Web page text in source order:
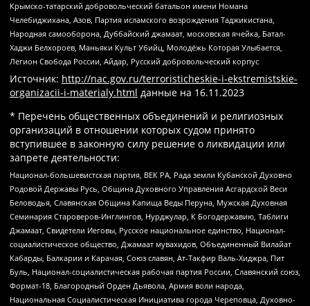
Крымско-татарский добровольческий батальон имени Номана
Челебиджихана, Азов, Партия исламского возрождения Таджикистана,
Народная самооборона, Дуббайский джамаат, московская ячейка, Батал-
Хаджи Белхороев, Маньяки Культ Убийц, Молодёжь Которая Улыбается,
Легион Свобода России, Айдар, Русский добровольческий корпус
Источник: http://nac.gov.ru/terroristicheskie-i-ekstremistskie-
organizacii-i-materialy.html данные на 16.11.2023
* Перечень общественных объединений и религиозных
организаций в отношении которых судом принято
вступившее в законную силу решение о ликвидации или
запрете деятельности:
Национал-большевистская партия, ВЕК РА, Рада земли Кубанской Духовно
Родовой Державы Русь, Община Духовного Управления Асгардской Веси
Беловодья, Славянская Община Капища Веды Перуна, Мужская Духовная
Семинария Староверов-Инглингов, Нурджулар, К Богодержавию, Таблиги
Джамаат, Свидетели Иеговы, Русское национальное единство, Национал-
социалистическое общество, Джамаат мувахидов, Объединенный Вилайат
Кабарды, Балкарии и Карачая, Союз славян, Ат-Такфир Валь-Хиджра, Пит
Буль, Национал-социалистическая рабочая партия России, Славянский союз,
Формат-18, Благородный Орден Дьявола, Армия воли народа,
Национальная Социалистическая Инициатива города Череповца, Духовно-